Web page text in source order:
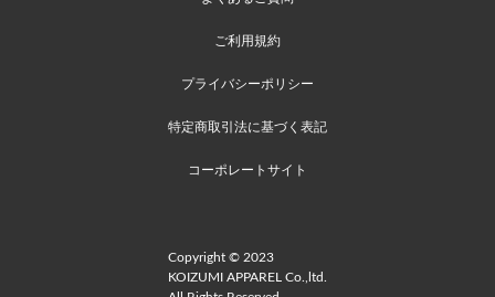
ご利用規約
プライバシーポリシー
特定商取引法に基づく表記
コーポレートサイト
Copyright © 2023
KOIZUMI APPAREL Co.,ltd.